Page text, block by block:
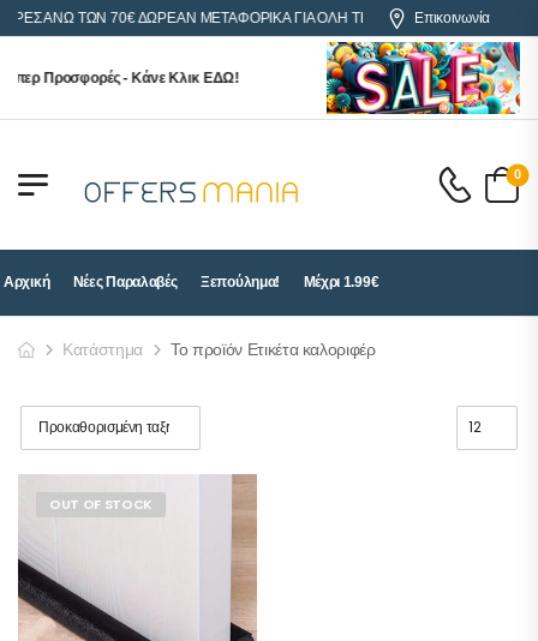
ΑΝΩ ΤΩΝ 70€ ΔΩΡΕΑΝ ΜΕΤΑΦΟΡΙΚΑ ΓΙΑ ΟΛΗ ΤΗΝ ΕΛΛΑΔΑΕπικοινωνία
Προσφορές - Κάνε Κλικ ΕΔΩ!
0
Αρχική Νέες Παραλαβές Ξεπούλημα! Μέχρι 1.99€
Κατάστημα Το προϊόν Ετικέτα καλοριφέρ
OUT OF STOCK